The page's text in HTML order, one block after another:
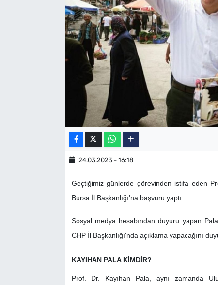
24.03.2023 - 16:18
Geçtiğimiz günlerde görevinden istifa eden
Bursa İl Başkanlığı'na başvuru yaptı.
Sosyal medya hesabından duyuru yapan
CHP İl Başkanlığı'nda açıklama yapacağını
KAYIHAN PALA KİMDİR?
Prof. Dr. Kayıhan Pala, aynı zamanda
TV REHBERİ